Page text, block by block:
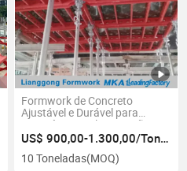
Formwork de Concreto
Ajustável e Durável para
Resistência a Alta Pressão e
Eficiência
US$ 900,00-1.300,00/Tonelada
10 Toneladas(MOQ)